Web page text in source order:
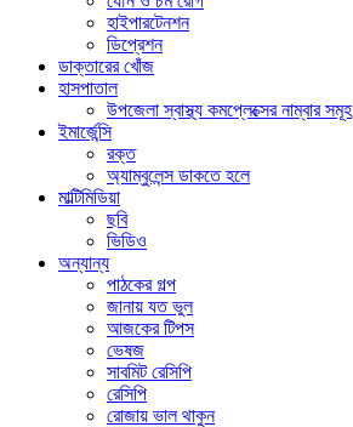
হাইপারটেনশন
ডিপ্রেশন
ডাক্তারের খোঁজ
হাসপাতাল
উপজেলা স্বাস্থ্য কমপ্লেক্সের নাম্বার সমূহ
ইমার্জেন্সি
রক্ত
অ্যাম্বুলেন্স ডাকতে হলে
মাল্টিমিডিয়া
ছবি
ভিডিও
অন্যান্য
পাঠকের গল্প
জানায় যত ভুল
আজকের টিপস
ভেষজ
সাবমিট রেসিপি
রেসিপি
রোজায় ভাল থাকুন